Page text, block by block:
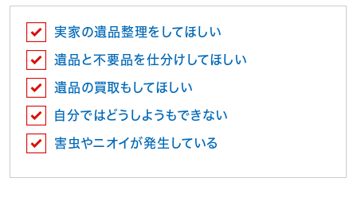
実家の遺品整理をしてほしい
遺品と不要品を仕分けしてほしい
遺品の買取もしてほしい
自分ではどうしようもできない
害虫やニオイが発生している